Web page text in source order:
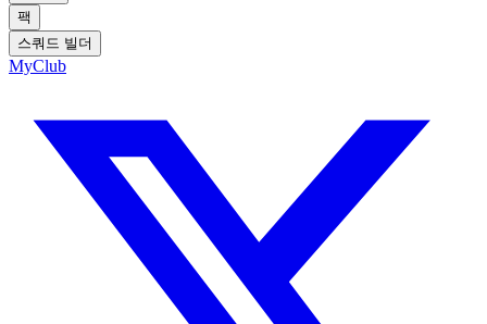
팩
스쿼드 빌더
MyClub